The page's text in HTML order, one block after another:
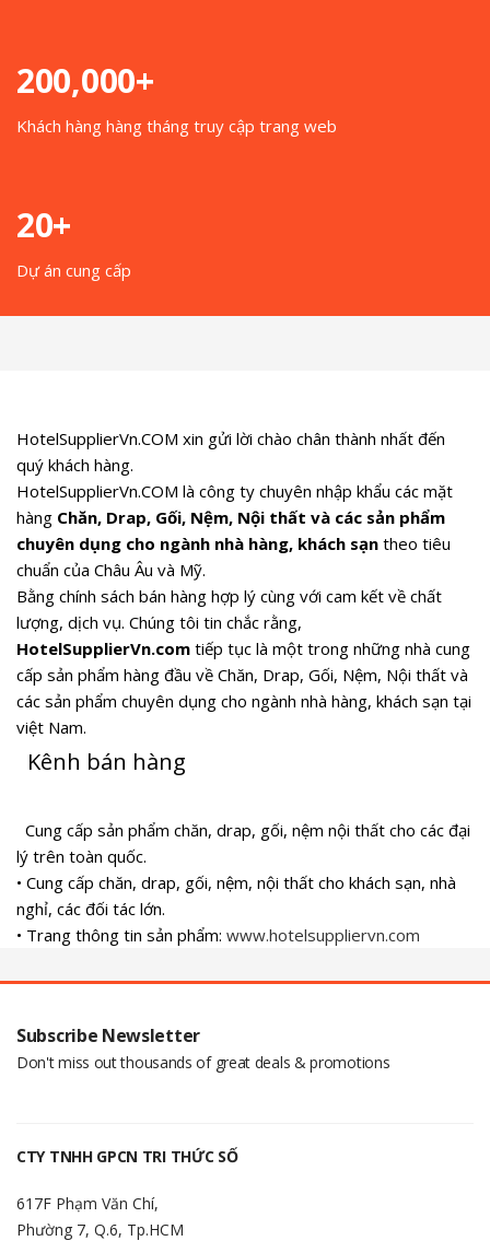
200,000+
Khách hàng hàng tháng truy cập trang web
20+
Dự án cung cấp
HotelSupplierVn.COM xin gửi lời chào chân thành nhất đến
quý khách hàng.
HotelSupplierVn.COM là công ty chuyên nhập khẩu các mặt
hàng Chăn, Drap, Gối, Nệm, Nội thất và các sản phẩm
chuyên dụng cho ngành nhà hàng, khách sạn theo tiêu
chuẩn của Châu Âu và Mỹ.
Bằng chính sách bán hàng hợp lý cùng với cam kết về chất
lượng, dịch vụ. Chúng tôi tin chắc rằng,
HotelSupplierVn.com tiếp tục là một trong những nhà cung
cấp sản phẩm hàng đầu về Chăn, Drap, Gối, Nệm, Nội thất và
các sản phẩm chuyên dụng cho ngành nhà hàng, khách sạn tại
việt Nam.
Kênh bán hàng
Cung cấp sản phẩm chăn, drap, gối, nệm nội thất cho các đại
lý trên toàn quốc.
• Cung cấp chăn, drap, gối, nệm, nội thất cho khách sạn, nhà
nghỉ, các đối tác lớn.
• Trang thông tin sản phẩm: www.hotelsuppliervn.com
Subscribe Newsletter
Don't miss out thousands of great deals & promotions
CTY TNHH GPCN TRI THỨC SỐ
617F Phạm Văn Chí,
Phường 7, Q.6, Tp.HCM